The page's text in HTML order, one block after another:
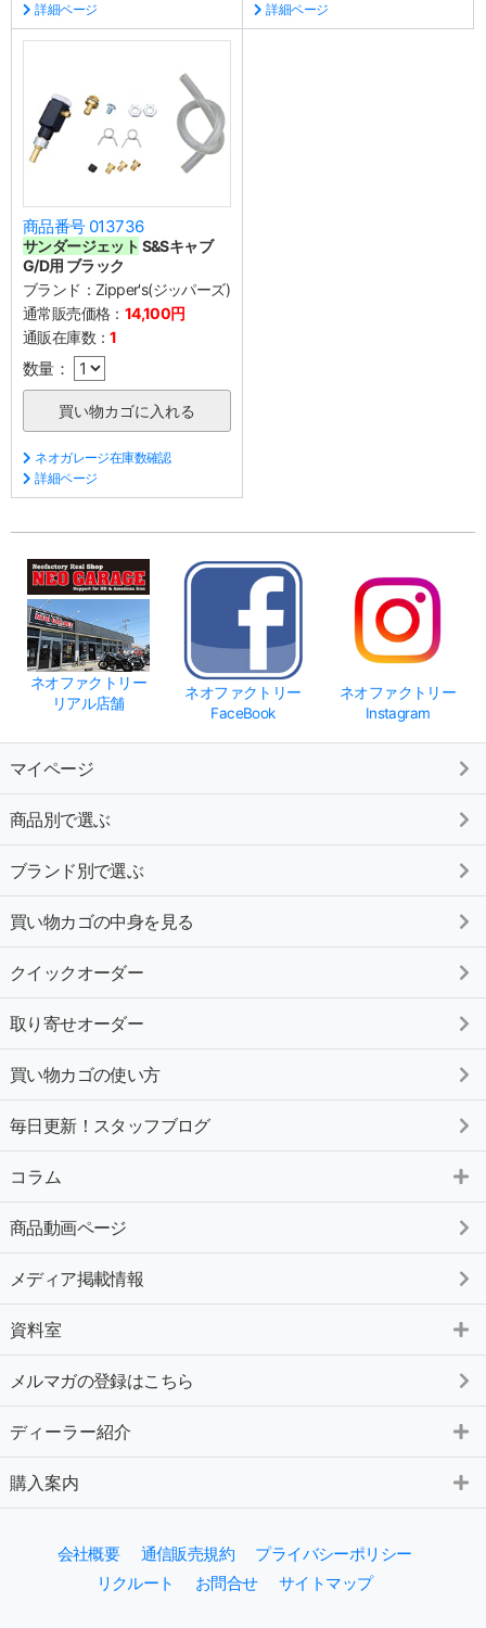
詳細ページ
詳細ページ
商品番号 013736
サンダージェット S&Sキャブ
G/D用 ブラック
ブランド： Zipper's(ジッパーズ)
通常販売価格： 14,100円
通販在庫数：1
数量：
ネオガレージ在庫数確認
詳細ページ
ネオファクトリー
リアル店舗
ネオファクトリー
FaceBook
ネオファクトリー
Instagram
マイページ
商品別で選ぶ
ブランド別で選ぶ
買い物カゴの中身を見る
クイックオーダー
取り寄せオーダー
買い物カゴの使い方
毎日更新！スタッフブログ
コラム
商品動画ページ
メディア掲載情報
資料室
メルマガの登録はこちら
ディーラー紹介
購入案内
会社概要 通信販売規約
プライバシーポリシー
リクルート
お問合せ サイトマップ